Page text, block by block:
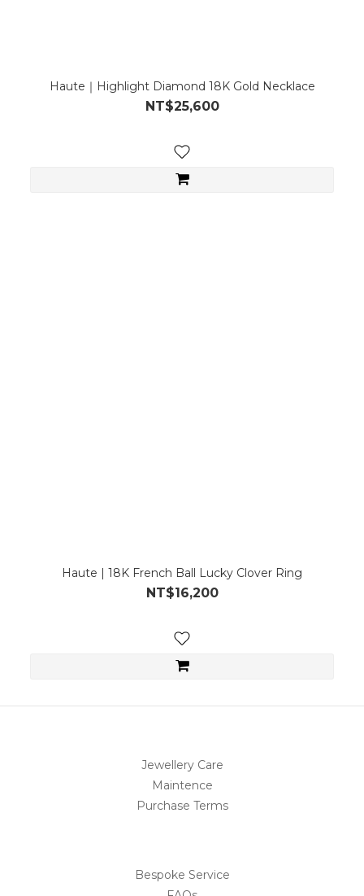
Haute｜Highlight Diamond 18K Gold Necklace
NT$25,600
Haute | 18K French Ball Lucky Clover Ring
NT$16,200
Jewellery Care
Maintence
Purchase Terms
Bespoke Service